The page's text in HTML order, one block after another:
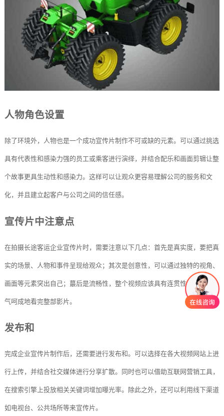
人物角色设置
除了环境外，人物也是一个成功宣传片制作不可或缺的元素。可以通过挑选
具有代表性和感染力强的员工或乘客进行演绎，并结合配乐和画面剪辑让整
个故事更具生动性和感染力。这样可以让观众更容易理解公司的服务和文
化，并且建立起客户与公司之间的信任感。
宣传片中注意点
在拍摄长途客运企业宣传片时，需要注意以下几点：首先是真实度，要把真
实的场景、人物和事件呈现给观众；其次是创意性，可以通过独特的视角、
画面等元素突出自己；蕞后是流畅性，整个视频应该具有连贯性，让观众一
气呵成地看完整部影片。
发布和
完成企业宣传片制作后，还需要进行发布和。可以选择在各大视频网站上进
行上传，并结合社交媒体进行分享扩散。同时也可以借助互联网营销工具，
在搜索引擎上投放相关关键词增加曝光率。除此之外，还可以利用线下渠道
如电视台、公共场所等来宣传片。